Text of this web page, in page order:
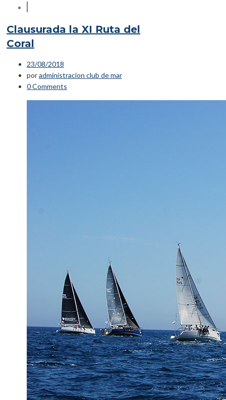
Clausurada la XI Ruta del
Coral
23/08/2018
poradministracion club de mar
0 Comments